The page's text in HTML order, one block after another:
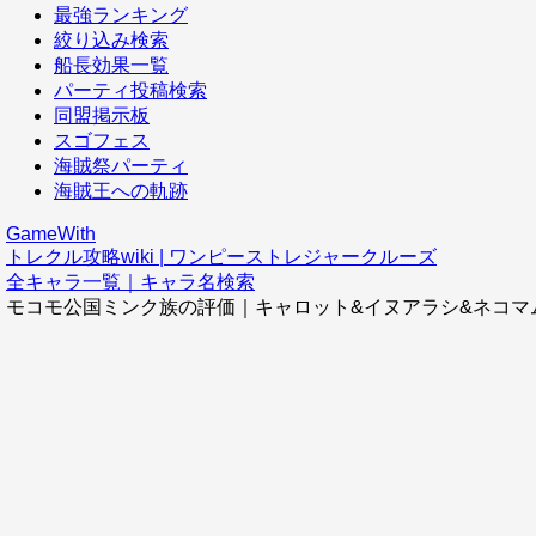
最強ランキング
絞り込み検索
船長効果一覧
パーティ投稿検索
同盟掲示板
スゴフェス
海賊祭パーティ
海賊王への軌跡
GameWith
トレクル攻略wiki | ワンピーストレジャークルーズ
全キャラ一覧｜キャラ名検索
モコモ公国ミンク族の評価｜キャロット&イヌアラシ&ネコマ